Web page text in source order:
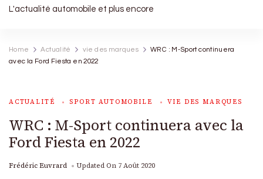
L'actualité automobile et plus encore
Home Actualité vie des marques
WRC : M-Sport continuera
avec la Ford Fiesta en 2022
ACTUALITÉ SPORT AUTOMOBILE VIE DES MARQUES
WRC : M-Sport continuera avec la
Ford Fiesta en 2022
Frédéric Euvrard Updated On 7 Août 2020